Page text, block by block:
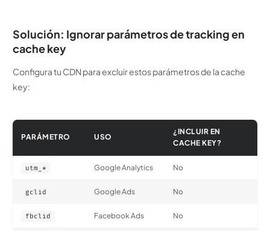
Solución: Ignorar parámetros de tracking en
cache key
Configura tu CDN para excluir estos parámetros de la cache
key:
PARÁMETRO USO
¿INCLUIR EN
CACHE KEY?
utm_* Google Analytics No
gclid Google Ads No
fbclid Facebook Ads No